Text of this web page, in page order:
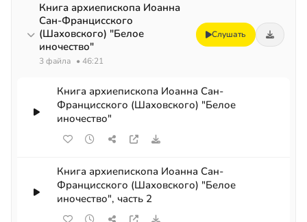
Книга архиепископа Иоанна
Сан-Францисского
(Шаховского) "Белое
иночество"
3 файла • 46:21
Слушать
Книга архиепископа Иоанна Сан-
Францисского (Шаховского) "Белое
иночество"
Книга архиепископа Иоанна Сан-
Францисского (Шаховского) "Белое
иночество", часть 2